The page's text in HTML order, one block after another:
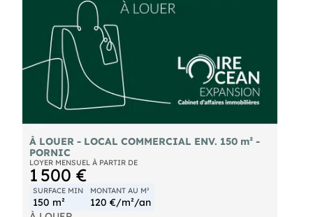
- Proche d'enseignes N'attendez plus ! Contactez-
nous dès aujourd'huipour une visite avec notre
chargée d'affaires Stéphanie Guilloteau
- Pro  . Venez nous rencontrer pour échanger sur
vos projets d'achat, de vente ou de location, notre
agence est située 44600 SAINT-NAZAIRE
Les informations sur les risques auxquels ce bien
est exposé sont disponibles sur le site Géorisques :
À LOUER - LOCAL COMMERCIAL ENV. 150 m² -
PORNIC
LOYER MENSUEL À PARTIR DE
1 500 €
SURFACE MIN
150 m²
MONTANT AU M²
120 €/m²/an